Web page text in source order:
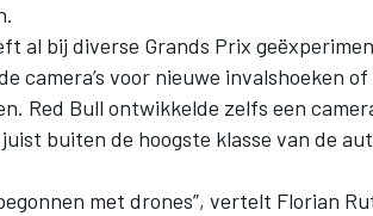
al bij diverse Grands Prix
camera’s voor nieuwe invalshoeken
Red Bull ontwikkelde zelfs een
buiten de hoogste klasse van de
met drones”, vertelt Florian